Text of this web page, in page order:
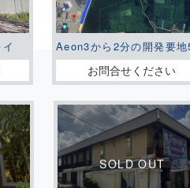
Aeon3から2分の開発要
お問合せください